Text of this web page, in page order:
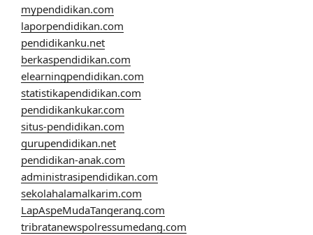
mypendidikan.com
laporpendidikan.com
pendidikanku.net
berkaspendidikan.com
elearningpendidikan.com
statistikapendidikan.com
pendidikankukar.com
situs-pendidikan.com
gurupendidikan.net
pendidikan-anak.com
administrasipendidikan.com
sekolahalamalkarim.com
LapAspeMudaTangerang.com
tribratanewspolressumedang.com